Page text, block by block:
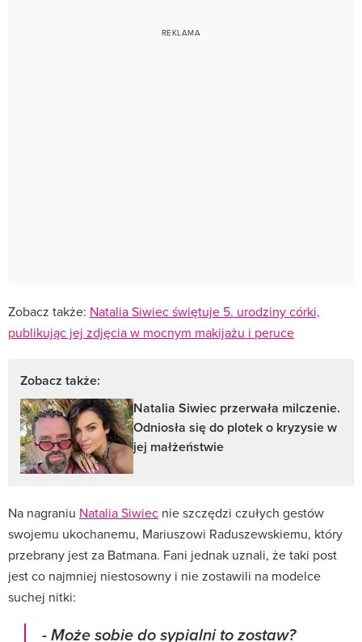
Zobacz także: Natalia Siwiec świętuje 5. urodziny córki,
publikując jej zdjęcia w mocnym makijażu i peruce
Zobacz także:
Natalia Siwiec przerwała milczenie.
Odniosła się do plotek o kryzysie w
jej małżeństwie
Na nagraniu Natalia Siwiec nie szczędzi czułych gestów
swojemu ukochanemu, Mariuszowi Raduszewskiemu, który
przebrany jest za Batmana. Fani jednak uznali, że taki post
jest co najmniej niestosowny i nie zostawili na modelce
suchej nitki:
- Może sobie do sypialni to zostaw?